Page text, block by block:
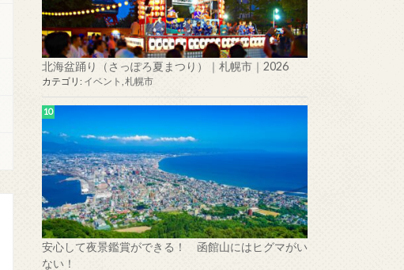
北海盆踊り（さっぽろ夏まつり）｜札幌市｜2026
カテゴリ: イベント 札幌市
安心して夜景鑑賞ができる！ 函館山にはヒグマがい
ない！